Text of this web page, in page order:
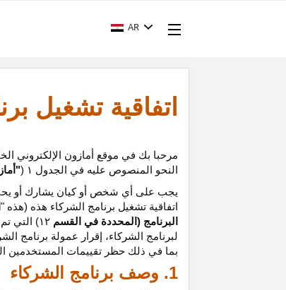
AR
اتفاقية تشغيل
مرحبا بك في موقع أمازون الإلكتروني
النحو المنصوص عليه في الجدول ۱ (
يجب على أي شخص أو كيان يشارك أو
اتفاقية تشغيل برنامج الشركاء هذه (هذه "
البرنامج (المحددة في القسم ۱۲) التي
لبرنامج الشركاء،
إقرار عمولة برنامج
بما في ذلك حظر تقييمات المستخدمين
1. وصف برنامج الشركاء